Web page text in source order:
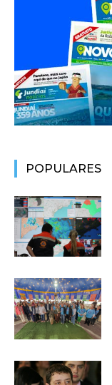
POPULARES